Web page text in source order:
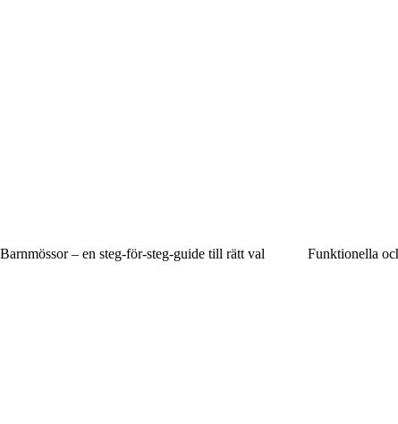
Barnmössor – en steg-för-steg-guide till rätt val Funktionella